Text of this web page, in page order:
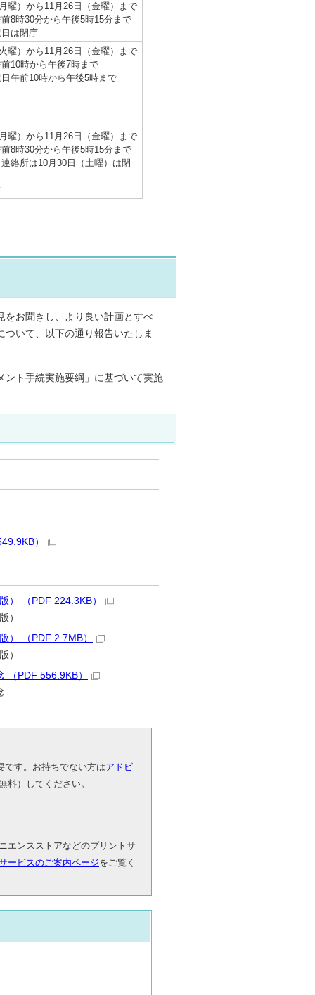
曜）から11月26日（金曜）まで
8時30分から午後5時15分まで
は閉庁
曜）から11月26日（金曜）まで
10時から午後7時まで
午前10時から午後5時まで
曜）から11月26日（金曜）まで
8時30分から午後5時15分まで
絡所は10月30日（土曜）は閉
お聞きし、より良い計画とすべ
いて、以下の通り報告いたしま
ト手続実施要綱」に基づいて実施
）
） （PDF 224.3KB）
）
） （PDF 2.7MB）
）
（PDF 556.9KB）
です。お持ちでない方はアドビ
料）してください。
エンスストアなどのプリントサ
ービスのご案内ページをご覧く